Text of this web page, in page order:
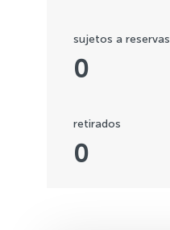
0
sujetos a reservas
0
retirados